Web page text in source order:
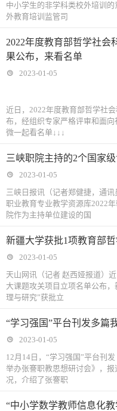
中小学生的非学科类校外培训
外教育培训监管司
2022年度教育部哲学社会
果公布，来看名单
2023-01-05
近日，2022年度教育部哲学社
布，经组织专家严格评审和面
微一起看名单↓↓↓
三峡职院主持的2个国家
2023-01-05
三峡日报讯（记者郑健捷，通
职业教育专业教学资源库2022
院作为主持单位建设的国
新疆大学获批1项教育部
2023-01-05
天山网讯（记者 赵西娅报道）
大课题攻关项目立项名单公布
理与研究”获批立
“学习强国”平台刊发多篇
2023-01-05
12月14日，“学习强国”平台刊
举办张謇职教思想研讨会》，
况，介绍了张謇职
“中小学数学教师信息化